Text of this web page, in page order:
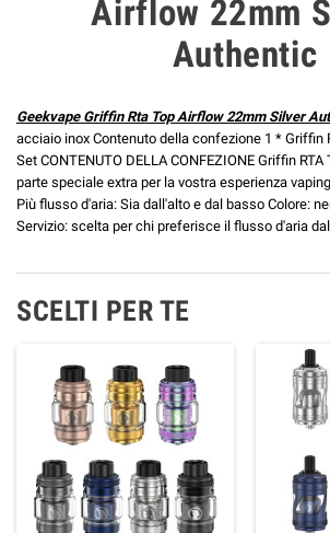
Airflow 22mm
Authentic
Geekvape Griffin Rta Top Airflow 22mm Silver
acciaio inox Contenuto della confezione 1 * Griffin
Set CONTENUTO DELLA CONFEZIONE Griffin
parte speciale extra per la vostra esperienza vaping
Più flusso d'aria: Sia dall'alto e dal basso Colore:
Servizio: scelta per chi preferisce il flusso d'aria
SCELTI PER TE